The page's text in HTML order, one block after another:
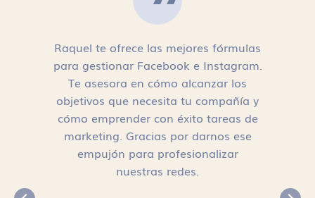
Raquel te ofrece las mejores fórmulas
para gestionar Facebook e Instagram.
Te asesora en cómo alcanzar los
objetivos que necesita tu compañía y
cómo emprender con éxito tareas de
marketing. Gracias por darnos ese
empujón para profesionalizar
nuestras redes.